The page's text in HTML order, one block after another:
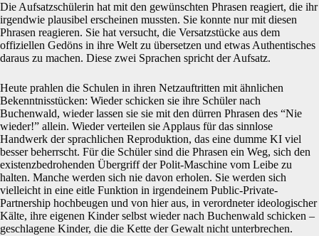
Die Aufsatzschülerin hat mit den gewünschten Phrasen reagiert, die ihr
irgendwie plausibel erscheinen mussten. Sie konnte nur mit diesen
Phrasen reagieren. Sie hat versucht, die Versatzstücke aus dem
offiziellen Gedöns in ihre Welt zu übersetzen und etwas Authentisches
daraus zu machen. Diese zwei Sprachen spricht der Aufsatz.
Heute prahlen die Schulen in ihren Netzauftritten mit ähnlichen
Bekenntnisstücken: Wieder schicken sie ihre Schüler nach
Buchenwald, wieder lassen sie sie mit den dürren Phrasen des “Nie
wieder!” allein. Wieder verteilen sie Applaus für das sinnlose
Handwerk der sprachlichen Reproduktion, das eine dumme KI viel
besser beherrscht. Für die Schüler sind die Phrasen ein Weg, sich den
existenzbedrohenden Übergriff der Polit-Maschine vom Leibe zu
halten. Manche werden sich nie davon erholen. Sie werden sich
vielleicht in eine eitle Funktion in irgendeinem Public-Private-
Partnership hochbeugen und von hier aus, in verordneter ideologischer
Kälte, ihre eigenen Kinder selbst wieder nach Buchenwald schicken –
geschlagene Kinder, die die Kette der Gewalt nicht unterbrechen.